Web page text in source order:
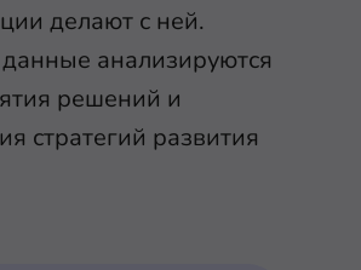
делают с ней.
анализируются
решений и
стратегий развития